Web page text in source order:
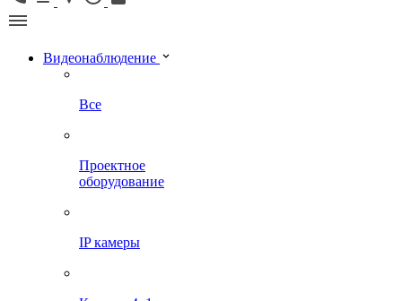
Видеонаблюдение
Все
Проектное
оборудование
IP камеры